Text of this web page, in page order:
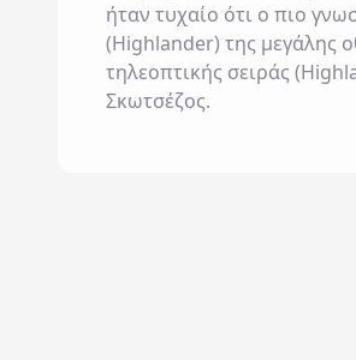
ήταν τυχαίο ότι ο πιο
(Highlander) της μεγάλης
τηλεοπτικής σειράς
Σκωτσέζος.